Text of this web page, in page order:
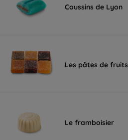
Coussins de Lyon
Les pâtes de fruits
Le framboisier